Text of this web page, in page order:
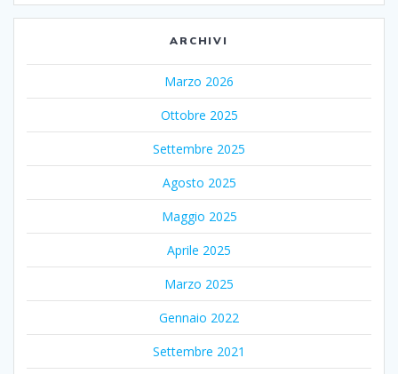
ARCHIVI
Marzo 2026
Ottobre 2025
Settembre 2025
Agosto 2025
Maggio 2025
Aprile 2025
Marzo 2025
Gennaio 2022
Settembre 2021